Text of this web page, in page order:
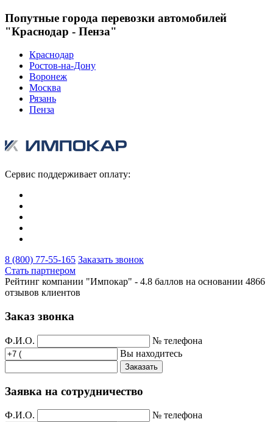
Попутные города перевозки автомобилей
"Краснодар - Пенза"
Краснодар
Ростов-на-Дону
Воронеж
Москва
Рязань
Пенза
Сервис поддерживает оплату:
8 (800) 77-55-165 Заказать звонок
Стать партнером
Рейтинг компании "Импокар" - 4.8 баллов на основании 4866
отзывов клиентов
Заказ звонка
Ф.И.О.
№ телефона
Вы находитесь
Заказать
Заявка на сотрудничество
Ф.И.О.
№ телефона